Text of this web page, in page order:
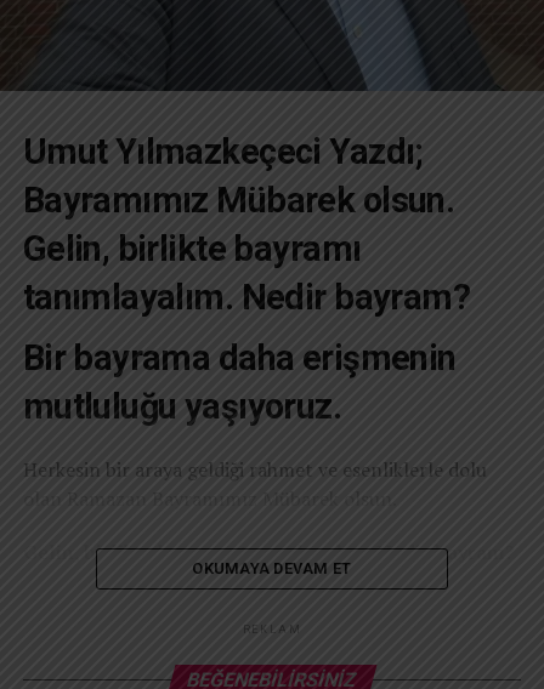
Umut Yılmazkeçeci Yazdı;
Bayramımız Mübarek olsun.
Gelin, birlikte bayramı
tanımlayalım. Nedir bayram?
Bir bayrama daha erişmenin
mutluluğu yaşıyoruz.
Herkesin bir araya geldiği rahmet ve esenliklerle dolu
olan Ramazan Bayramımız Mübarek olsun.
Gelin, birlikte bayramı tanımlayalım. Nedir bayram?
-Bayram, aile bağlarını kuvvetlendirme, mutluluk ve
muhabbeti sevdiklerinizle paylaşma vaktidir.
OKUMAYA DEVAM ET
REKLAM
BEĞENEBILIRSINIZ